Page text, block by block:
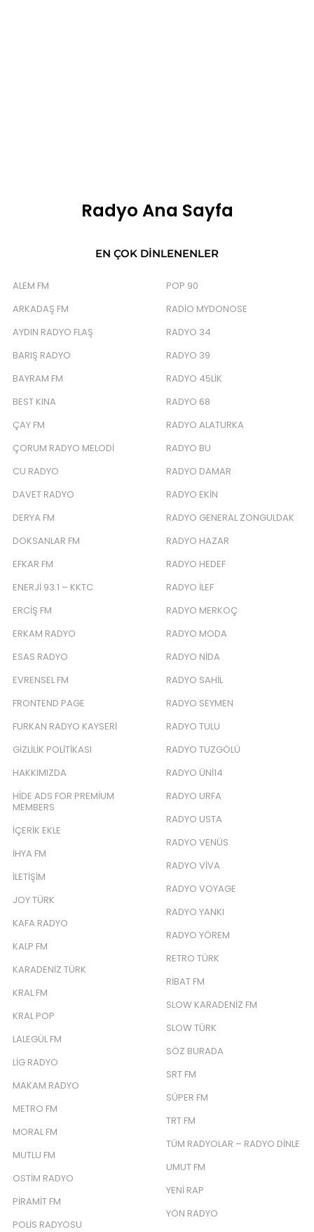
Radyo Ana Sayfa
EN ÇOK DINLENENLER
ALEM FM
ARKADAŞ FM
AYDIN RADYO FLAŞ
BARIŞ RADYO
BAYRAM FM
BEST KINA
ÇAY FM
ÇORUM RADYO MELODI
CU RADYO
DAVET RADYO
DERYA FM
DOKSANLAR FM
EFKAR FM
ENERJI 93.1 – KKTC
ERCIŞ FM
ERKAM RADYO
ESAS RADYO
EVRENSEL FM
FRONTEND PAGE
FURKAN RADYO KAYSERI
GIZLILIK POLITIKASI
HAKKIMIZDA
HIDE ADS FOR PREMIUM
MEMBERS
İÇERIK EKLE
İHYA FM
İLETIŞIM
JOY TÜRK
KAFA RADYO
KALP FM
KARADENIZ TÜRK
KRAL FM
KRAL POP
LALEGÜL FM
LIG RADYO
MAKAM RADYO
METRO FM
MORAL FM
MUTLU FM
OSTIM RADYO
PIRAMIT FM
POLIS RADYOSU
POP 90
RADIO MYDONOSE
RADYO 34
RADYO 39
RADYO 45LIK
RADYO 68
RADYO ALATURKA
RADYO BU
RADYO DAMAR
RADYO EKIN
RADYO GENERAL ZONGULDAK
RADYO HAZAR
RADYO HEDEF
RADYO İLEF
RADYO MERKOÇ
RADYO MODA
RADYO NIDA
RADYO SAHIL
RADYO SEYMEN
RADYO TULU
RADYO TUZGÖLÜ
RADYO ÜNI14
RADYO URFA
RADYO USTA
RADYO VENÜS
RADYO VIVA
RADYO VOYAGE
RADYO YANKI
RADYO YÖREM
RETRO TÜRK
RIBAT FM
SLOW KARADENIZ FM
SLOW TÜRK
SÖZ BURADA
SRT FM
SÜPER FM
TRT FM
TÜM RADYOLAR – RADYO DINLE
UMUT FM
YENI RAP
YÖN RADYO